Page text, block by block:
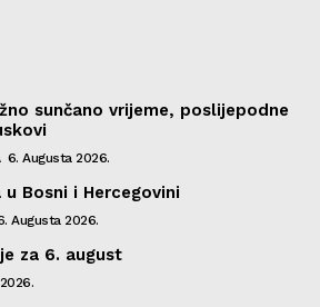
sunčano vrijeme, poslijepodne
6. Augusta 2026.
Bosni i Hercegovini
Augusta 2026.
za 6. august